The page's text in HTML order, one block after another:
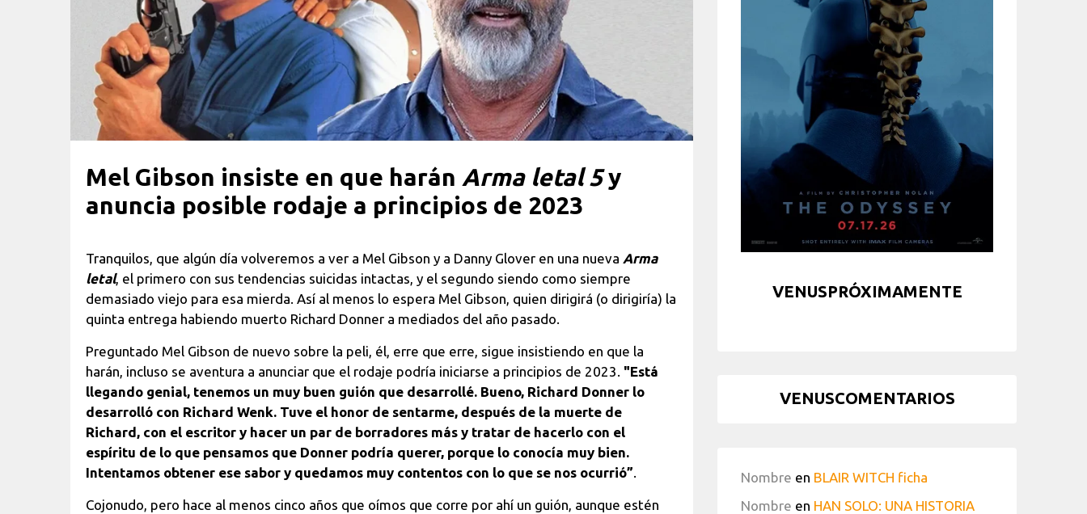
Mel Gibson insiste en que harán Arma letal 5y
anuncia posible rodaje a principios de 2023
Tranquilos, que algún día volveremos a ver a Mel Gibson y a Danny Glover en una nueva Arma
letal, el primero con sus tendencias suicidas intactas, y el segundo siendo como siempre
demasiado viejo para esa mierda. Así al menos lo espera Mel Gibson, quien dirigirá (o dirigiría) la
quinta entrega habiendo muerto Richard Donner a mediados del año pasado.
Preguntado Mel Gibson de nuevo sobre la peli, él, erre que erre, sigue insistiendo en que la
harán, incluso se aventura a anunciar que el rodaje podría iniciarse a principios de 2023. "Está
llegando genial, tenemos un muy buen guión que desarrollé. Bueno, Richard Donner lo
desarrolló con Richard Wenk. Tuve el honor de sentarme, después de la muerte de
Richard, con el escritor y hacer un par de borradores más y tratar de hacerlo con el
espíritu de lo que pensamos que Donner podría querer, porque lo conocía muy bien.
Intentamos obtener ese sabor y quedamos muy contentos con lo que se nos ocurrió”.
Cojonudo, pero hace al menos cinco años que oímos que corre por ahí un guión, aunque estén
VENUSPRÓXIMAMENTE
VENUSCOMENTARIOS
Nombre en BLAIR WITCH ficha
Nombre en HAN SOLO: UNA HISTORIA